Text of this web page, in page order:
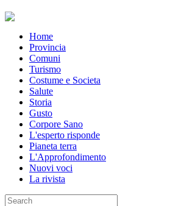
Home
Provincia
Comuni
Turismo
Costume e Societa
Salute
Storia
Gusto
Corpore Sano
L'esperto risponde
Pianeta terra
L'Approfondimento
Nuovi voci
La rivista